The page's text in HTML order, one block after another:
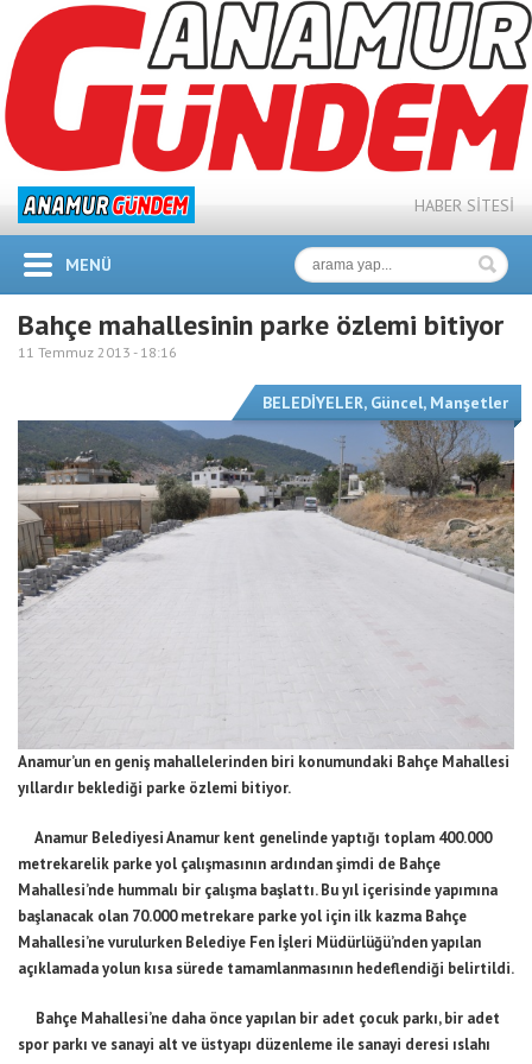
HABER SİTESİ
MENÜ
Bahçe mahallesinin parke özlemi bitiyor
11 Temmuz 2013 - 18:16
BELEDİYELER, Güncel, Manşetler
Anamur’un en geniş mahallelerinden biri konumundaki Bahçe Mahallesi
yıllardır beklediği parke özlemi bitiyor.
Anamur Belediyesi Anamur kent genelinde yaptığı toplam 400.000
metrekarelik parke yol çalışmasının ardından şimdi de Bahçe
Mahallesi’nde hummalı bir çalışma başlattı. Bu yıl içerisinde yapımına
başlanacak olan 70.000 metrekare parke yol için ilk kazma Bahçe
Mahallesi’ne vurulurken Belediye Fen İşleri Müdürlüğü’nden yapılan
açıklamada yolun kısa sürede tamamlanmasının hedeflendiği belirtildi.
Bahçe Mahallesi’ne daha önce yapılan bir adet çocuk parkı, bir adet
spor parkı ve sanayi alt ve üstyapı düzenleme ile sanayi deresi ıslahı